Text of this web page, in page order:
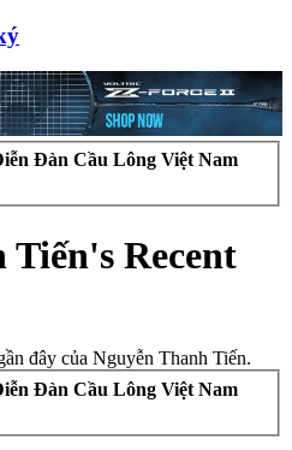
Đàn Cầu Lông Việt Nam
Tiến's Recent
đây của Nguyễn Thanh Tiến.
Đàn Cầu Lông Việt Nam